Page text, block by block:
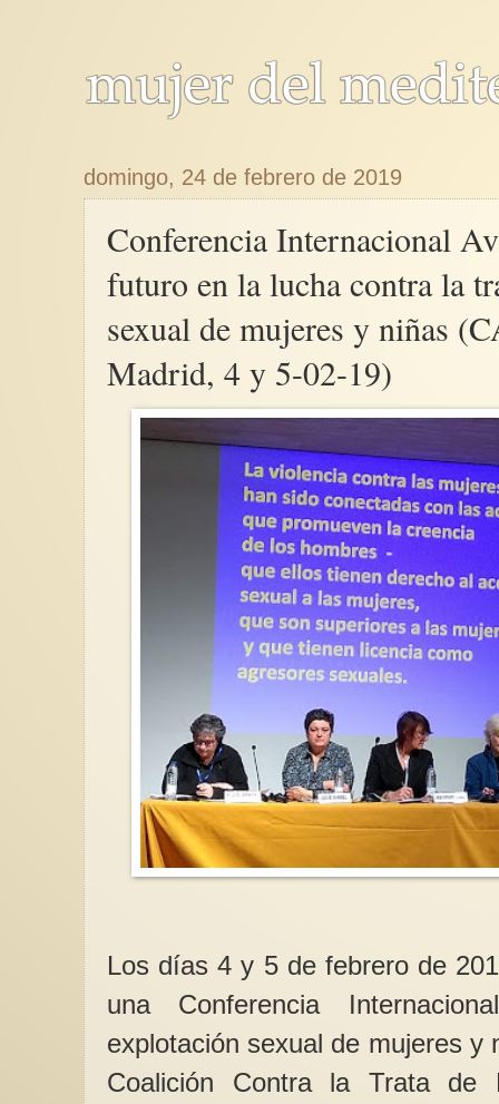
domingo, 24 de febrero de 2019
Conferencia Internacional
futuro en la lucha contra la
sexual de mujeres y niñas
Madrid, 4 y 5-02-19)
Los días 4 y 5 de febrero de
una Conferencia
explotación sexual de mujeres y
Coalición Contra la Trata de